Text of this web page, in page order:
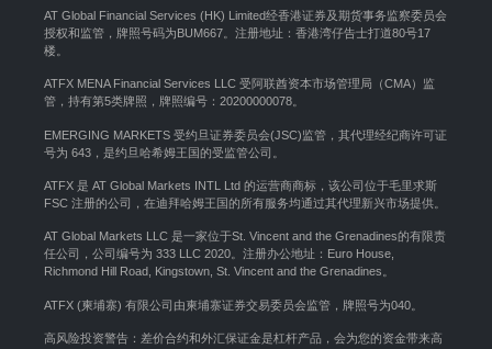
AT Global Financial Services (HK) Limited经香港证券及期货事务监察委员会
授权和监管，牌照号码为BUM667。注册地址：香港湾仔告士打道80号17
楼。
ATFX MENA Financial Services LLC 受阿联酋资本市场管理局（CMA）监
管，持有第5类牌照，牌照编号：20200000078。
EMERGING MARKETS 受约旦证券委员会(JSC)监管，其代理经纪商许可证
号为 643，是约旦哈希姆王国的受监管公司。
ATFX 是 AT Global Markets INTL Ltd 的运营商商标，该公司位于毛里求斯
FSC 注册的公司，在迪拜哈姆王国的所有服务均通过其代理新兴市场提供。
AT Global Markets LLC 是一家位于St. Vincent and the Grenadines的有限责
任公司，公司编号为 333 LLC 2020。注册办公地址：Euro House,
Richmond Hill Road, Kingstown, St. Vincent and the Grenadines。
ATFX (柬埔寨) 有限公司由柬埔寨证券交易委员会监管，牌照号为040。
高风险投资警告：差价合约和外汇保证金是杠杆产品，会为您的资金带来高